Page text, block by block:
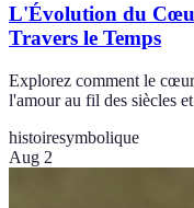
L'Évolution du
Travers le Temps
Explorez comment le
l'amour au fil des siècles
histoiresymbolique
Aug 2